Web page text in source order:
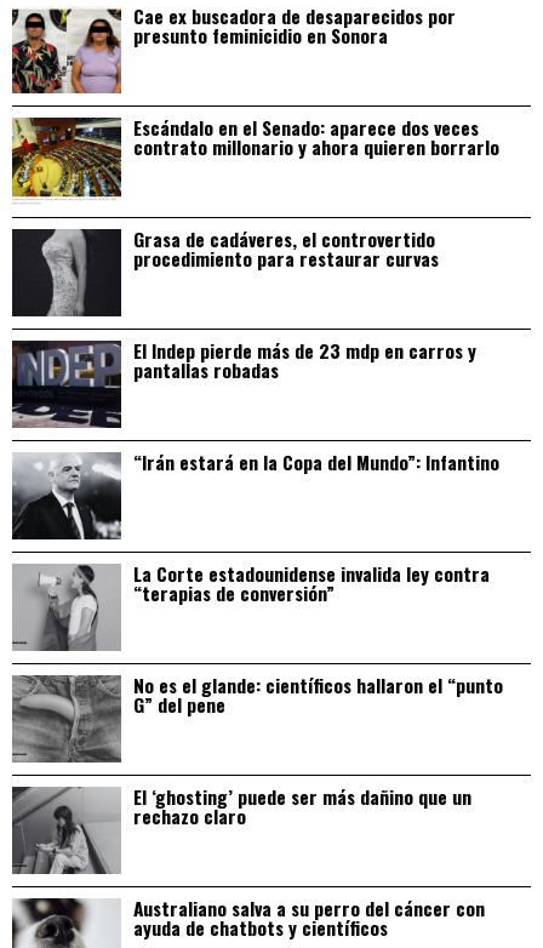
Cae ex buscadora de desaparecidos por
presunto feminicidio en Sonora
Escándalo en el Senado: aparece dos veces
contrato millonario y ahora quieren borrarlo
Grasa de cadáveres, el controvertido
procedimiento para restaurar curvas
El Indep pierde más de 23 mdp en carros y
pantallas robadas
“Irán estará en la Copa del Mundo”: Infantino
La Corte estadounidense invalida ley contra
“terapias de conversión”
No es el glande: científicos hallaron el “punto
G” del pene
El ‘ghosting’ puede ser más dañino que un
rechazo claro
Australiano salva a su perro del cáncer con
ayuda de chatbots y científicos